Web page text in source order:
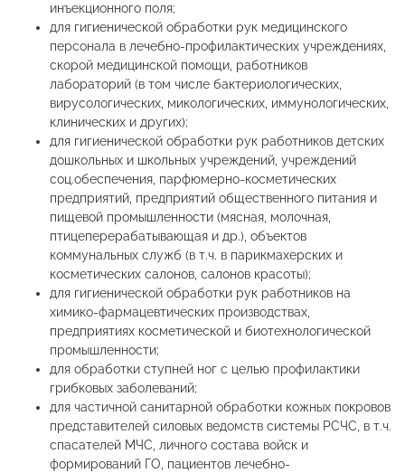
инъекционного поля;
для гигиенической обработки рук медицинского
персонала в лечебно-профилактических учреждениях,
скорой медицинской помощи, работников
лабораторий (в том числе бактериологических,
вирусологических, микологических, иммунологических,
клинических и других);
для гигиенической обработки рук работников детских
дошкольных и школьных учреждений, учреждений
соц.обеспечения, парфюмерно-косметических
предприятий, предприятий общественного питания и
пищевой промышленности (мясная, молочная,
птицеперерабатывающая и др.), объектов
коммунальных служб (в т.ч. в парикмахерских и
косметических салонов, салонов красоты);
для гигиенической обработки рук работников на
химико-фармацевтических производствах,
предприятиях косметической и биотехнологической
промышленности;
для обработки ступней ног с целью профилактики
грибковых заболеваний;
для частичной санитарной обработки кожных покровов
представителей силовых ведомств системы РСЧС, в т.ч.
спасателей МЧС, личного состава войск и
формирований ГО, пациентов лечебно-